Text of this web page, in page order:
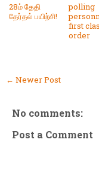
28ம் தேதி
தேர்தல் பயிற்சி!
polling
first
order
← Newer Post
No comments:
Post a Comment